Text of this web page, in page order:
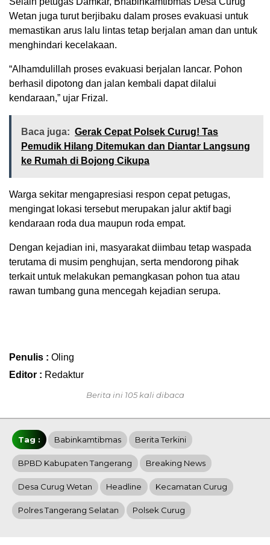
Wetan juga turut berjibaku dalam proses evakuasi untuk
memastikan arus lalu lintas tetap berjalan aman dan untuk
menghindari kecelakaan.
“Alhamdulillah proses evakuasi berjalan lancar. Pohon
berhasil dipotong dan jalan kembali dapat dilalui
kendaraan,” ujar Frizal.
Baca juga: Gerak Cepat Polsek Curug! Tas
Pemudik Hilang Ditemukan dan Diantar Langsung
ke Rumah di Bojong Cikupa
Warga sekitar mengapresiasi respon cepat petugas,
mengingat lokasi tersebut merupakan jalur aktif bagi
kendaraan roda dua maupun roda empat.
Dengan kejadian ini, masyarakat diimbau tetap waspada
terutama di musim penghujan, serta mendorong pihak
terkait untuk melakukan pemangkasan pohon tua atau
rawan tumbang guna mencegah kejadian serupa.
Penulis : Oling
Editor : Redaktur
Berita ini 105 kali dibaca
Tag : Babinkamtibmas Berita Terkini
BPBD Kabupaten Tangerang Breaking News
Desa Curug Wetan Headline Kecamatan Curug
Polres Tangerang Selatan Polsek Curug